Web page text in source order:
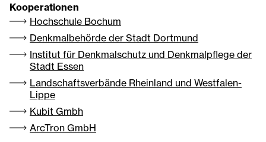
Kooperationen
Hochschule Bochum
Denkmalbehörde der Stadt Dortmund
Institut für Denkmalschutz und Denkmalpflege der
Stadt Essen
Landschaftsverbände Rheinland und Westfalen-
Lippe
Kubit Gmbh
ArcTron GmbH